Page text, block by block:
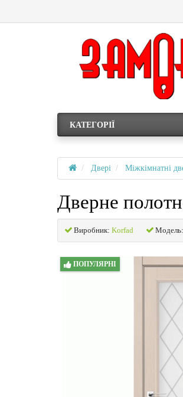
КАТЕГОРІЇ
Двері Міжкімнатні
Дверне
Виробник: Korfad Модель:
ПОПУЛЯРНІ